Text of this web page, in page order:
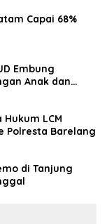
Capai 68%
Embung
Anak dan
LCM
Polresta Barelang
di Tanjung